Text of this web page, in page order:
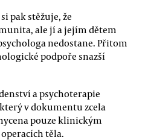
pak stěžuje, že
ale jí a jejím dětem
nedostane. Přitom
podpoře snazší
a psychoterapie
v dokumentu zcela
pouze klinickým
těla.